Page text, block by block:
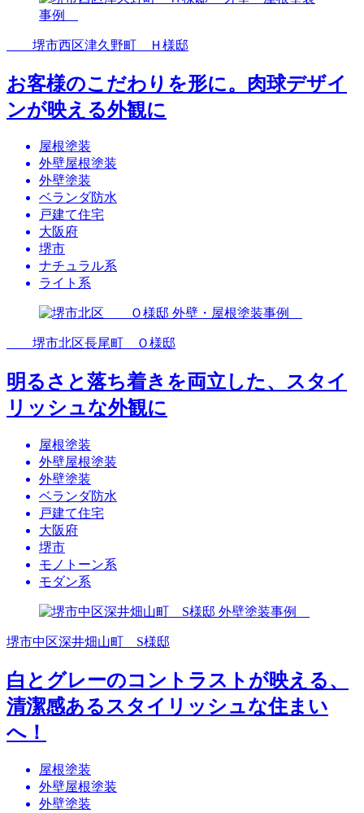
堺市西区津久野町 Ｈ様邸
お客様のこだわりを形に。肉球デザイ
ンが映える外観に
屋根塗装
外壁屋根塗装
外壁塗装
ベランダ防水
戸建て住宅
大阪府
堺市
ナチュラル系
ライト系
堺市北区長尾町 Ｏ様邸
明るさと落ち着きを両立した、スタイ
リッシュな外観に
屋根塗装
外壁屋根塗装
外壁塗装
ベランダ防水
戸建て住宅
大阪府
堺市
モノトーン系
モダン系
堺市中区深井畑山町 S様邸
白とグレーのコントラストが映える、
清潔感あるスタイリッシュな住まい
へ！
屋根塗装
外壁屋根塗装
外壁塗装